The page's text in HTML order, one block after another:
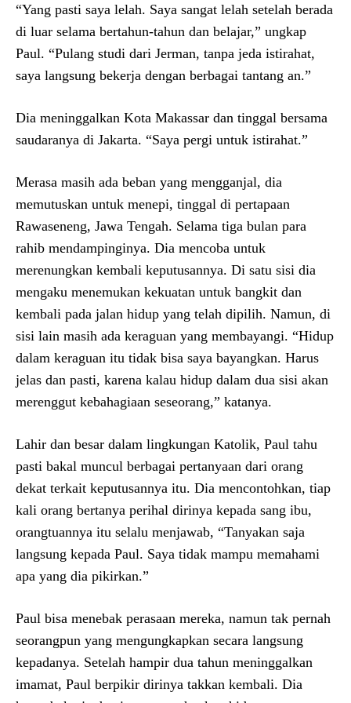
“Yang pasti saya lelah. Saya sangat lelah setelah berada
di luar selama bertahun-tahun dan belajar,” ungkap
Paul. “Pulang studi dari Jerman, tanpa jeda istirahat,
saya langsung bekerja dengan berbagai tantang an.”
Dia meninggalkan Kota Makassar dan tinggal bersama
saudaranya di Jakarta. “Saya pergi untuk istirahat.”
Merasa masih ada beban yang mengganjal, dia
memutuskan untuk menepi, tinggal di pertapaan
Rawaseneng, Jawa Tengah. Selama tiga bulan para
rahib mendampinginya. Dia mencoba untuk
merenungkan kembali keputusannya. Di satu sisi dia
mengaku menemukan kekuatan untuk bangkit dan
kembali pada jalan hidup yang telah dipilih. Namun, di
sisi lain masih ada keraguan yang membayangi. “Hidup
dalam keraguan itu tidak bisa saya bayangkan. Harus
jelas dan pasti, karena kalau hidup dalam dua sisi akan
merenggut kebahagiaan seseorang,” katanya.
Lahir dan besar dalam lingkungan Katolik, Paul tahu
pasti bakal muncul berbagai pertanyaan dari orang
dekat terkait keputusannya itu. Dia mencontohkan, tiap
kali orang bertanya perihal dirinya kepada sang ibu,
orangtuannya itu selalu menjawab, “Tanyakan saja
langsung kepada Paul. Saya tidak mampu memahami
apa yang dia pikirkan.”
Paul bisa menebak perasaan mereka, namun tak pernah
seorangpun yang mengungkapkan secara langsung
kepadanya. Setelah hampir dua tahun meninggalkan
imamat, Paul berpikir dirinya takkan kembali. Dia